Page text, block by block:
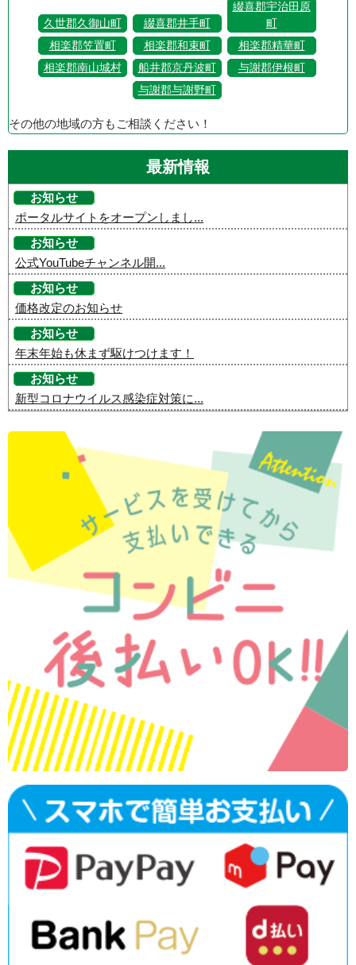
久世郡久御山町 綴喜郡井手町
綴喜郡宇治田原
町
相楽郡笠置町
相楽郡和束町
相楽郡精華町
相楽郡南山城村
船井郡京丹波町
与謝郡伊根町
与謝郡与謝野町
その他の地域の方もご相談ください！
最新情報
お知らせ
ポータルサイトをオープンしまし...
お知らせ
公式YouTubeチャンネル開...
お知らせ
価格改定のお知らせ
お知らせ
年末年始も休まず駆けつけます！
お知らせ
新型コロナウイルス感染症対策に...